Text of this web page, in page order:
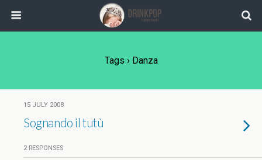
Tags › Danza
15 JULY 2008
Sognando il tutù
2 RESPONSES